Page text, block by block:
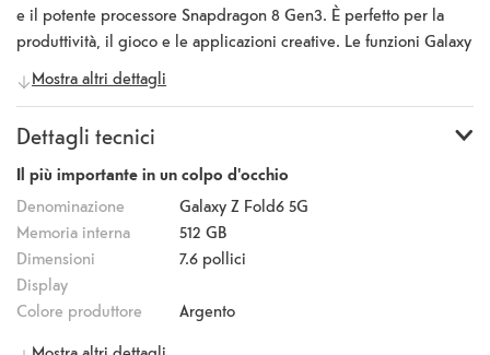
e il potente processore Snapdragon 8 Gen3. È perfetto per la
produttività, il gioco e le applicazioni creative. Le funzioni Galaxy
AI rendono questo dispositivo un vero e proprio potenziatore di
produttività. Generative Edit facilita la modifica delle immagini,
aiuta a riassumere, tradurre e formattare le note. Lo schermo
principale adattivo con luminosità fino a 2600 nit offre una qualità
impressionante per l'intrattenimento e il gaming. In modalità
Flex, il dispositivo può stare da solo, ideale per videochiamate o
per guardare video. La fotocamera principale da 50 megapixel
con zoom ottico 3x, la fotocamera frontale da 10 megapixel e la
fotocamera ultragrandangolare da 12 megapixel garantiscono
scatti di alta qualità. La batteria da 4400 mAh garantisce una
Mostra altri dettagli
Dettagli tecnici
Il più importante in un colpo d'occhio
Denominazione
Galaxy Z Fold6 5G
Memoria interna
512 GB
Dimensioni
Display
7.6 pollici
Colore produttore
Argento